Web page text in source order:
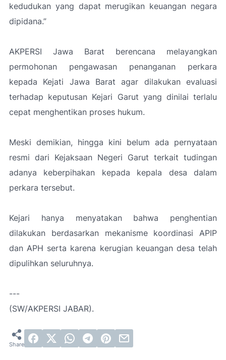
kedudukan yang dapat merugikan keuangan negara
dipidana.”
AKPERSI Jawa Barat berencana melayangkan
permohonan pengawasan penanganan perkara
kepada Kejati Jawa Barat agar dilakukan evaluasi
terhadap keputusan Kejari Garut yang dinilai terlalu
cepat menghentikan proses hukum.
Meski demikian, hingga kini belum ada pernyataan
resmi dari Kejaksaan Negeri Garut terkait tudingan
adanya keberpihakan kepada kepala desa dalam
perkara tersebut.
Kejari hanya menyatakan bahwa penghentian
dilakukan berdasarkan mekanisme koordinasi APIP
dan APH serta karena kerugian keuangan desa telah
dipulihkan seluruhnya.
---
(SW/AKPERSI JABAR).